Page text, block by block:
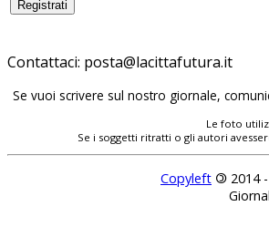
Contattaci: posta@lacittafutura.it
Se vuoi scrivere sul nostro giornale,
Le foto
Se i soggetti ritratti o gli autori
Copyleft © 2014